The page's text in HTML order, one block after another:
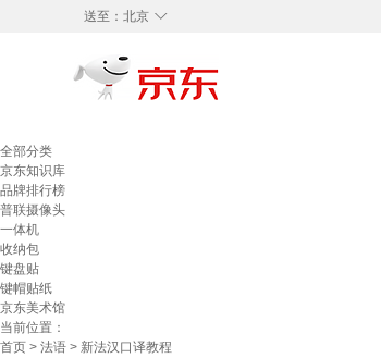
◇
送至： 北京
全部分类
京东知识库
品牌排行榜
普联摄像头
一体机
收纳包
键盘贴
键帽贴纸
京东美术馆
当前位置：
首页 > 法语 > 新法汉口译教程